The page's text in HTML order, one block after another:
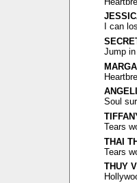
I can
Jump
Soul
Tears
THAI
Tears
THUY VI